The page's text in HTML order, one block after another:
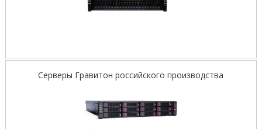
Серверы Гравитон российского производства